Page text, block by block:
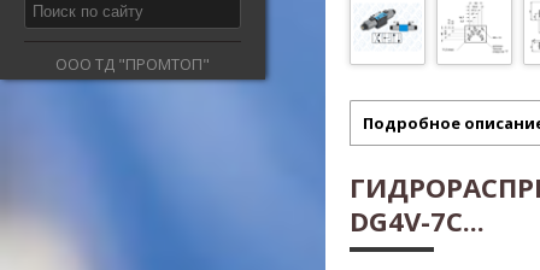
ООО ТД "ПРОМТОП"
Подробное
DG4V-7C...